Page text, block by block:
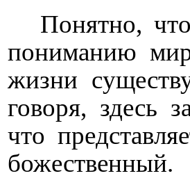
Понятно,
пониманию
жизни
говоря, здесь
что